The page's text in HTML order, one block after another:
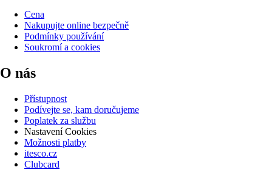
Cena
Nakupujte online bezpečně
Podmínky používání
Soukromí a cookies
O nás
Přístupnost
Podívejte se, kam doručujeme
Poplatek za službu
Nastavení Cookies
Možnosti platby
itesco.cz
Clubcard